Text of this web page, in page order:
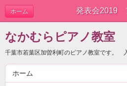
ホーム
なかむらピアノ教室
千葉市若葉区加曽利町のピアノ教室です。
ホーム